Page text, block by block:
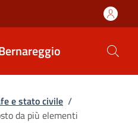
e stato civile /
da più elementi